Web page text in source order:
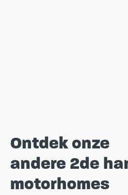
Ontdek onze
andere 2de
motorhomes